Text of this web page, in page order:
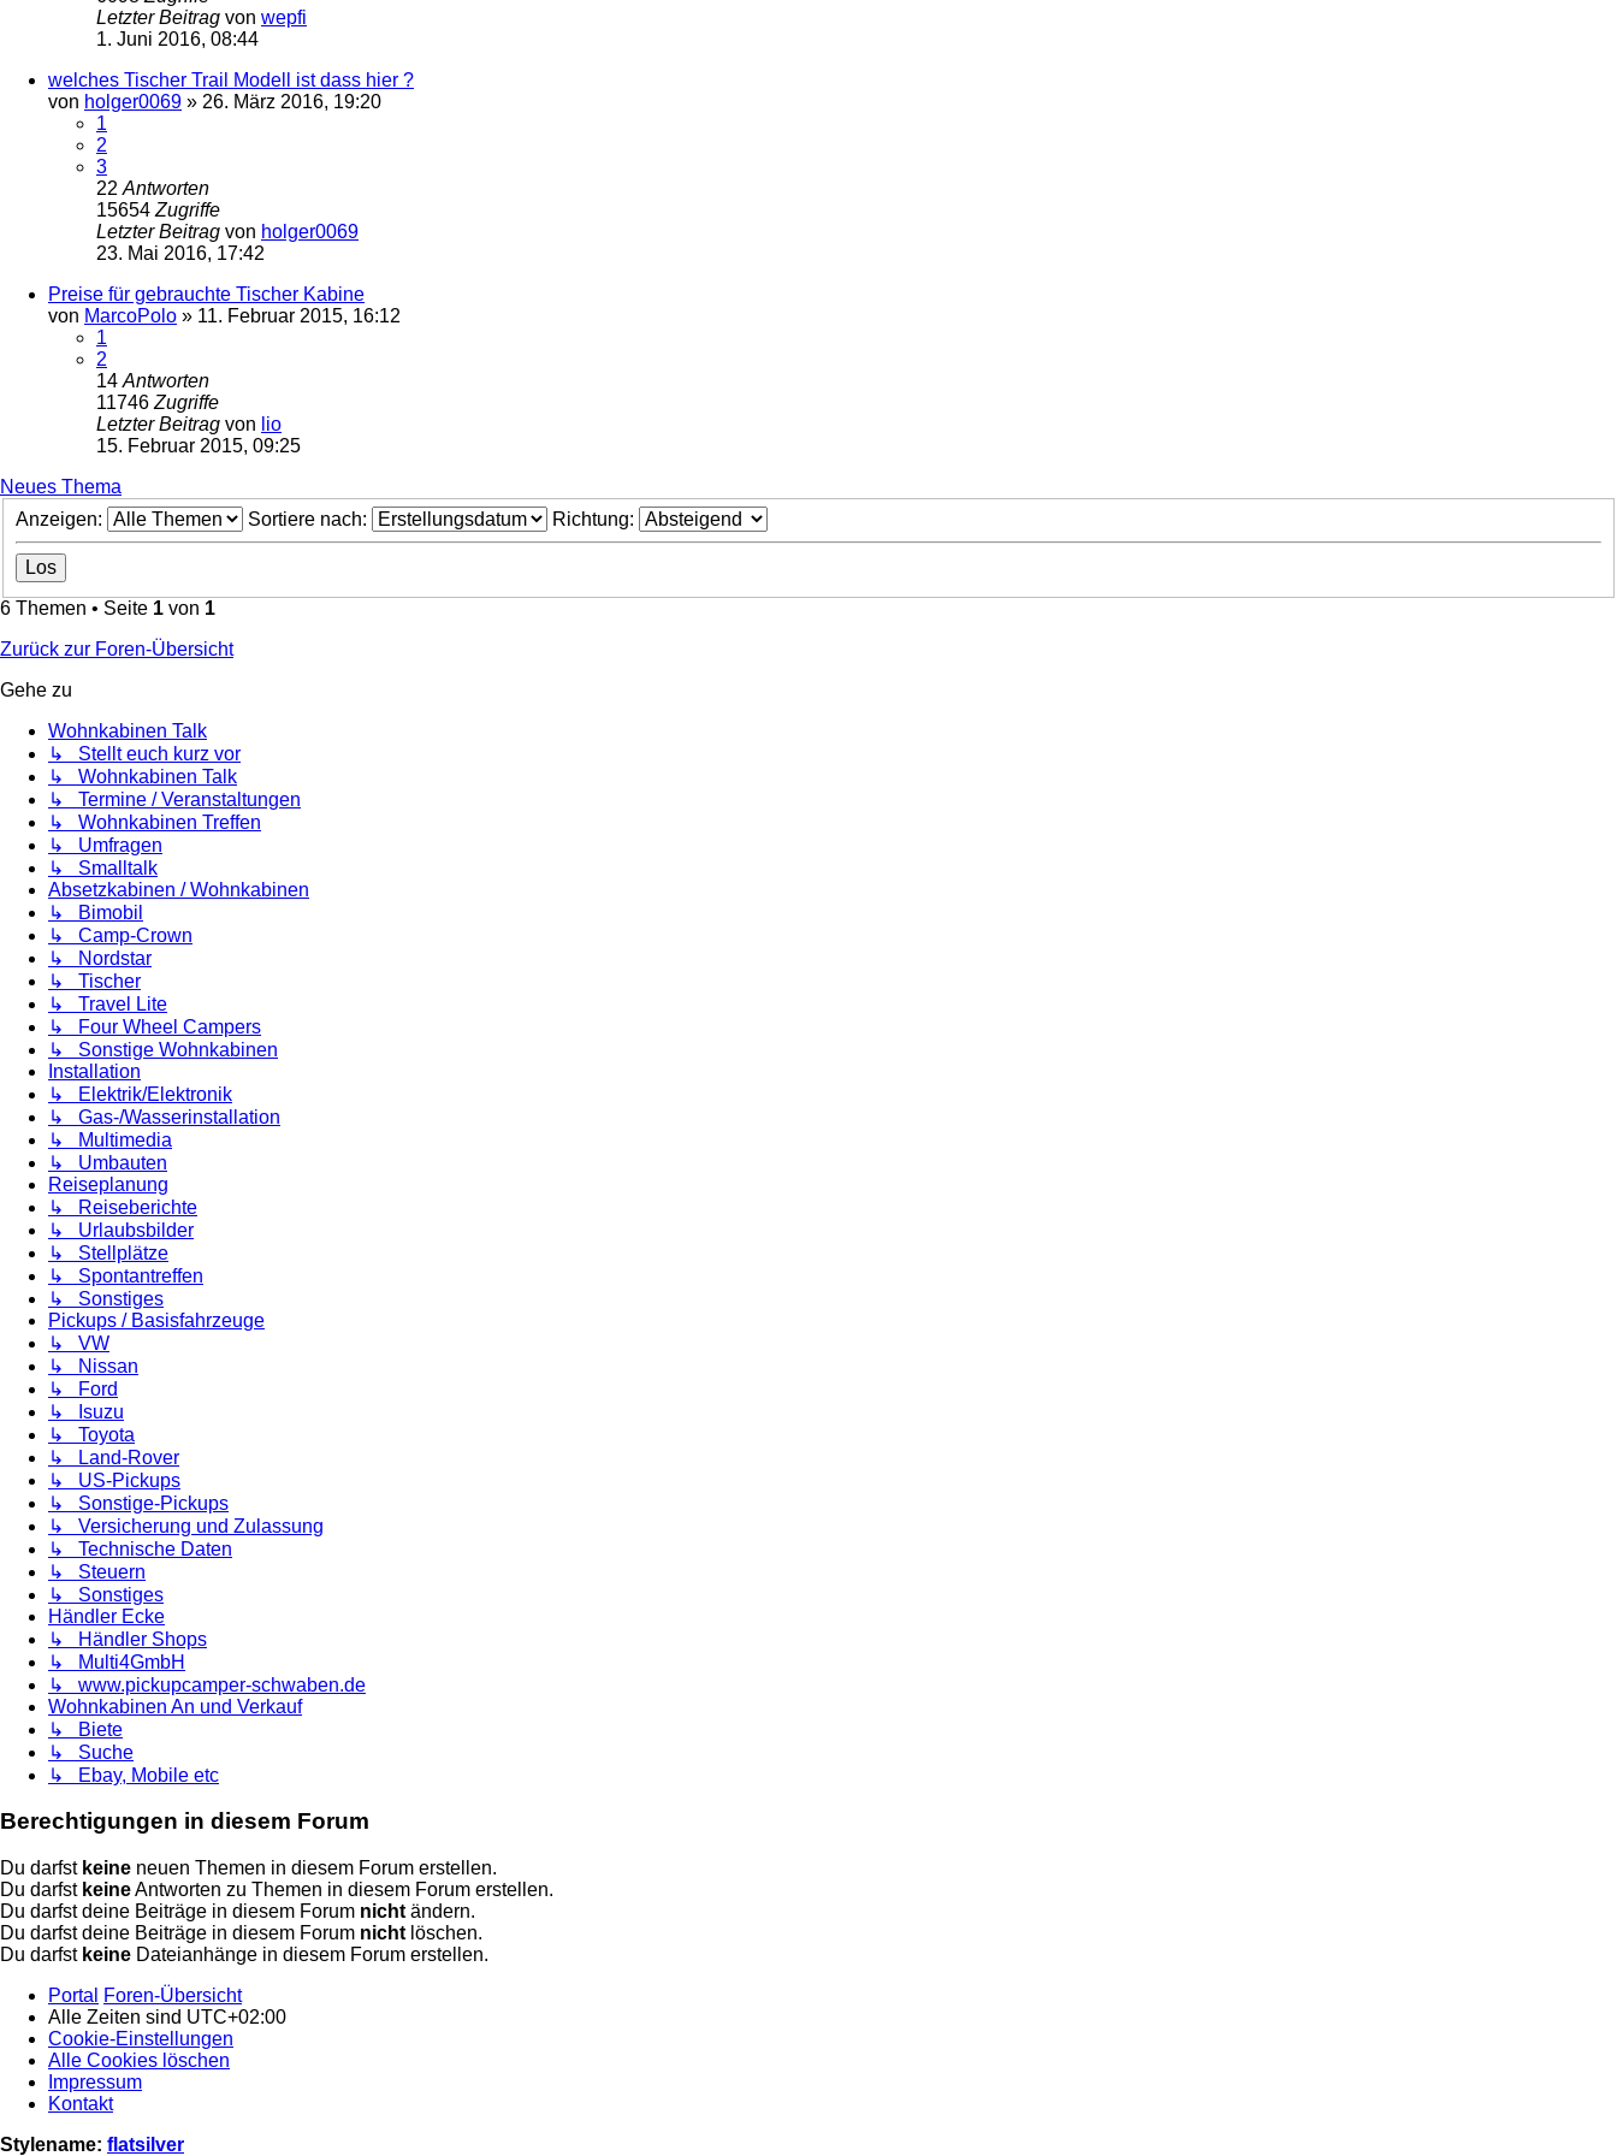
Letzter Beitrag von wepfi
1. Juni 2016, 08:44
welches Tischer Trail Modell ist dass hier ?
von holger0069 » 26. März 2016, 19:20
1
2
3
22 Antworten
15654 Zugriffe
Letzter Beitrag von holger0069
23. Mai 2016, 17:42
Preise für gebrauchte Tischer Kabine
von MarcoPolo » 11. Februar 2015, 16:12
1
2
14 Antworten
11746 Zugriffe
Letzter Beitrag von lio
15. Februar 2015, 09:25
Neues Thema
Anzeigen:
Sortiere nach: Richtung:
6 Themen • Seite 1 von 1
Zurück zur Foren-Übersicht
Gehe zu
Wohnkabinen Talk
↳ Stellt euch kurz vor
↳ Wohnkabinen Talk
↳ Termine / Veranstaltungen
↳ Wohnkabinen Treffen
↳ Umfragen
↳ Smalltalk
Absetzkabinen / Wohnkabinen
↳ Bimobil
↳ Camp-Crown
↳ Nordstar
↳ Tischer
↳ Travel Lite
↳ Four Wheel Campers
↳ Sonstige Wohnkabinen
Installation
↳ Elektrik/Elektronik
↳ Gas-/Wasserinstallation
↳ Multimedia
↳ Umbauten
Reiseplanung
↳ Reiseberichte
↳ Urlaubsbilder
↳ Stellplätze
↳ Spontantreffen
↳ Sonstiges
Pickups / Basisfahrzeuge
↳ VW
↳ Nissan
↳ Ford
↳ Isuzu
↳ Toyota
↳ Land-Rover
↳ US-Pickups
↳ Sonstige-Pickups
↳ Versicherung und Zulassung
↳ Technische Daten
↳ Steuern
↳ Sonstiges
Händler Ecke
↳ Händler Shops
↳ Multi4GmbH
↳ www.pickupcamper-schwaben.de
Wohnkabinen An und Verkauf
↳ Biete
↳ Suche
↳ Ebay, Mobile etc
Berechtigungen in diesem Forum
Du darfst keine neuen Themen in diesem Forum erstellen.
Du darfst keineAntworten zu Themen in diesem Forum erstellen.
Du darfst deine Beiträge in diesem Forum nicht ändern.
Du darfst deine Beiträge in diesem Forum nicht löschen.
Du darfst keine Dateianhänge in diesem Forum erstellen.
Portal
Foren-Übersicht
Alle Zeiten sind UTC+02:00
Cookie-Einstellungen
Alle Cookies löschen
Impressum
Kontakt
Stylename: flatsilver